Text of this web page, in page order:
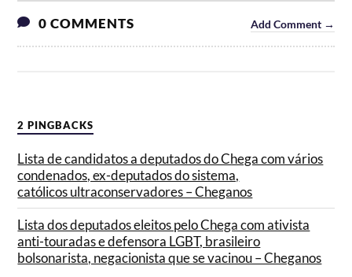
0 COMMENTS Add Comment →
2 PINGBACKS
Lista de candidatos a deputados do Chega com vários
condenados, ex-deputados do sistema,
católicos ultraconservadores – Cheganos
Lista dos deputados eleitos pelo Chega com ativista
anti-touradas e defensora LGBT, brasileiro
bolsonarista, negacionista que se vacinou – Cheganos